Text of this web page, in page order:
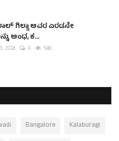
ಗಿಲ್ಡಾ ಅವರ ಎರಡನೇ
ಅಂಧ, ಕ...
2024 0 546
Bangalore
Kalaburagi